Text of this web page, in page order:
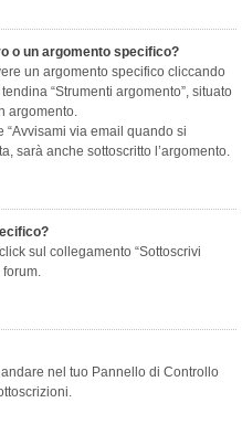
o un argomento specifico?
un argomento specifico cliccando
“Strumenti argomento”, situato
argomento.
via email quando si
sarà anche sottoscritto l’argomento.
sul collegamento “Sottoscrivi
forum.
nel tuo Pannello di Controllo